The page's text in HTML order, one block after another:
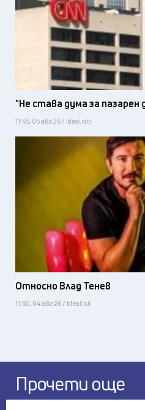
"Не става дума за пазарен
11:45, 05 авг 26 / Idealisti
Относно Влад Тенев
11:50, 04 авг 26 / Idealisti
Прочети още